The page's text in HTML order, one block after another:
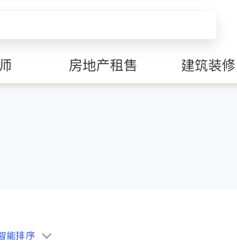
房地产租售 建筑装修
能排序